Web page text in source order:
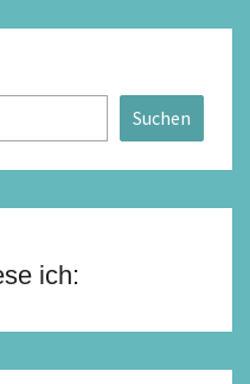
Suchen
ich: